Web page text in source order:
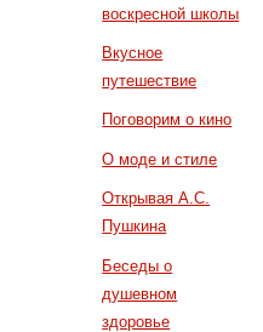
воскресной школы
Вкусное
путешествие
Поговорим о кино
О моде и стиле
Открывая А.С.
Пушкина
Беседы о
душевном
здоровье